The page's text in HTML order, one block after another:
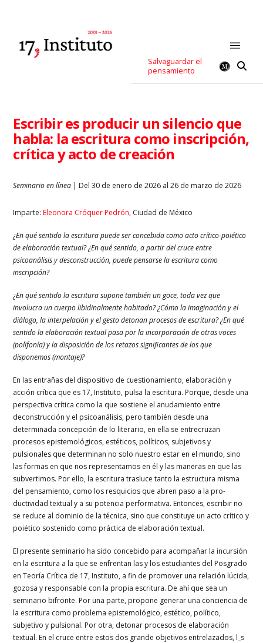
Salvaguardar el
pensamiento
Escribir es producir un silencio que
habla: la escritura como inscripción,
crítica y acto de creación
Seminario en línea | Del 30 de enero de 2026 al 26 de marzo de 2026
Imparte:Eleonora Cróquer Pedrón, Ciudad de México
¿En qué sentido la escritura puede ser concebida como acto crítico-poiético
de elaboración textual? ¿En qué sentido, a partir del cruce entre
psicoanálisis y desconstrucción, puede pensarse la escritura como
inscripción?
¿En qué sentido la escritura supone también un goce, toda vez que
involucra un cuerpo libidinalmente habitado? ¿Cómo la imaginación y el
diálogo, la interpelación y el gesto detonan procesos de escritura? ¿En qué
sentido la elaboración textual pasa por la incorporación de otras voces
(polifonía) y la disposición de los retazos significantes de los que
disponemos (montaje)?
En las entrañas del dispositivo de cuestionamiento, elaboración y
acción crítica que es 17, Instituto, pulsa la escritura. Porque, desde una
perspectiva crítica como la que sostiene el anudamiento entre
deconstrucción y el psicoanálisis, pero también desde una
determinada concepción de lo literario, en ella se entrecruzan
procesos epistemológicos, estéticos, políticos, subjetivos y
pulsionales que determinan no solo nuestro estar en el mundo, sino
las formas en que nos representamos en él y las maneras en que las
subvertimos. Por ello, la escritura trasluce tanto la estructura misma
del pensamiento, como los resquicios que abren paso a la pro-
ductividad textual y a su potencia performativa. Entonces, escribir no
se reduce al dominio de la técnica, sino que constituye un acto crítico y
poiético sostenido como práctica de elaboración textual.
El presente seminario ha sido concebido para acompañar la incursión
en la escritura a la que se enfrentan las y los estudiantes del Posgrado
en Teoría Crítica de 17, Instituto, a fin de promover una relación lúcida,
gozosa y responsable con la propia escritura. De ahí que sea un
seminario bifronte. Por una parte, propone generar una conciencia de
la escritura como problema epistemológico, estético, político,
subjetivo y pulsional. Por otra, detonar procesos de elaboración
textual. En el cruce entre estos dos grande objetivos entrelazados, l_s